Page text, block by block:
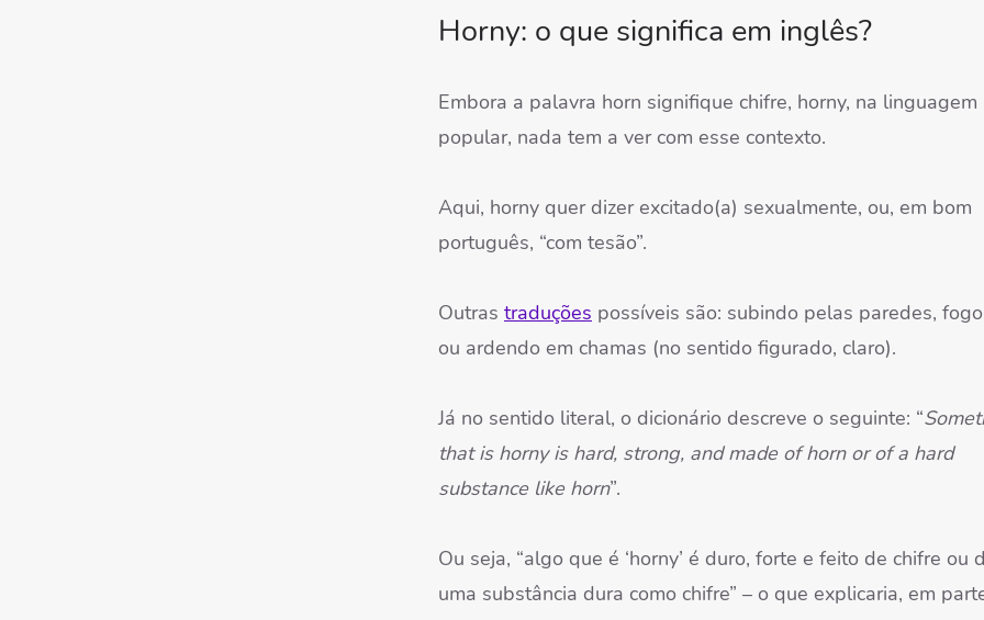
Horny: o que significa em inglês?
Embora a palavra horn signifique chifre, horny, na linguagem
popular, nada tem a ver com esse contexto.
Aqui, horny quer dizer excitado(a) sexualmente, ou, em bom
português, “com tesão”.
Outras traduções possíveis são: subindo pelas paredes,
ou ardendo em chamas (no sentido figurado, claro).
Já no sentido literal, o dicionário descreve o seguinte: “
that is horny is hard, strong, and made of horn or of a hard
substance like horn”.
Ou seja, “algo que é ‘horny’ é duro, forte e feito de chifre ou
uma substância dura como chifre” – o que explicaria, em